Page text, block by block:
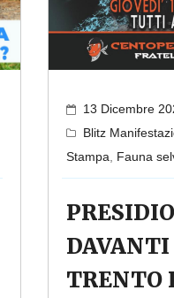
13 Dicembre
Blitz
Stampa
Fauna
TRENTO